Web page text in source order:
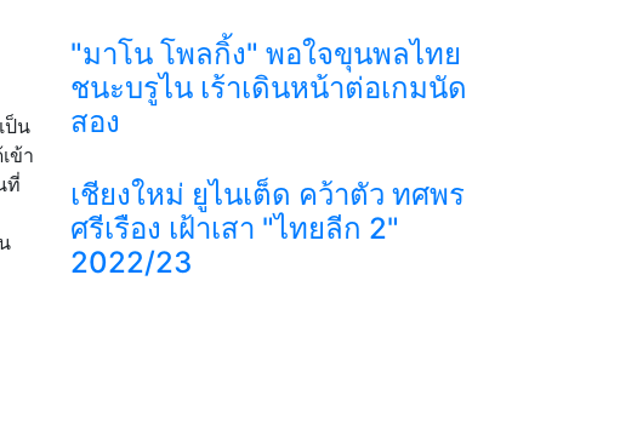
ป็น
ข้า
ที่
"มาโน โพลกิ้ง" พอใจขุนพลไทย
ชนะบรูไน เร้าเดินหน้าต่อเกมนัด
สอง
เชียงใหม่ ยูไนเต็ด คว้าตัว ทศพร
ศรีเรือง เฝ้าเสา "ไทยลีก 2"
2022/23